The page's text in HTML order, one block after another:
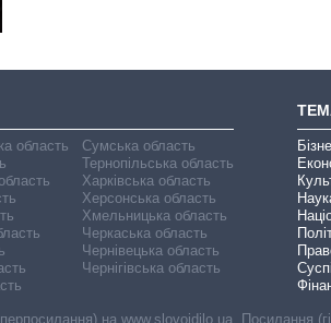
область
Сумська область
Тернопільська область
Харківська область
Херсонська область
Хмельницька область
Черкаська область
Чернівецька область
Чернігівська область
на www.slovoidilo.ua. Посилання